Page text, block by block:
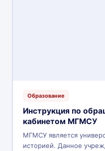
Образование
Инструкция по
кабинетом МГМСУ
МГМСУ является
историей. Данное